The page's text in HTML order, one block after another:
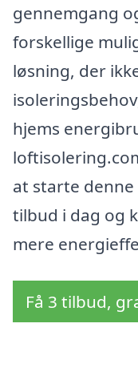
gennemgang
forskellige
løsning, der
hjems
at starte
tilbud i dag og
mere
Få 3 tilbud,